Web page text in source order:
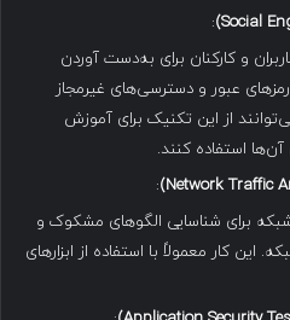
:
و کارکنان برای به‌دست آوردن
عبور و دسترسی‌های غیرمجاز
از این تکنیک برای آموزش
استفاده کنند.
:
برای شناسایی الگوهای مشکوک و
کار معمولاً با استفاده از ابزارهای